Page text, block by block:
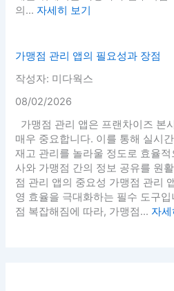
의... 자세히 보기
가맹점 관리 앱의 필요성과 장점
작성자: 미다웍스
08/02/2026
가맹점 관리 앱은 프랜차이즈 본
매우 중요합니다. 이를 통해 실시
재고 관리를 놀라울 정도로 효율
사와 가맹점 간의 정보 공유를 원
점 관리 앱의 중요성 가맹점 관리
영 효율을 극대화하는 필수 도구
점 복잡해짐에 따라, 가맹점... 자